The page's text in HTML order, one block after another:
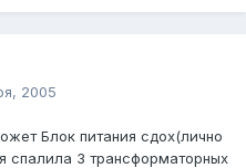
2005
Блок питания сдох(лично
спалила 3 трансформаторных